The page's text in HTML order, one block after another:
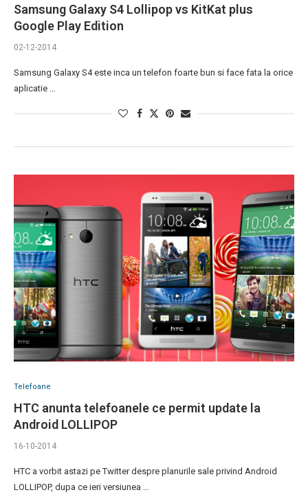
Samsung Galaxy S4 Lollipop vs KitKat plus
Google Play Edition
02-12-2014
Samsung Galaxy S4 este inca un telefon foarte bun si face fata la orice
aplicatie …
Telefoane
HTC anunta telefoanele ce permit update la
Android LOLLIPOP
16-10-2014
HTC a vorbit astazi pe Twitter despre planurile sale privind Android
LOLLIPOP, dupa ce ieri versiunea …